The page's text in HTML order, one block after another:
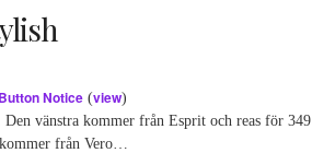
Notice (view)
vänstra kommer från Esprit och reas för 349
från Vero…